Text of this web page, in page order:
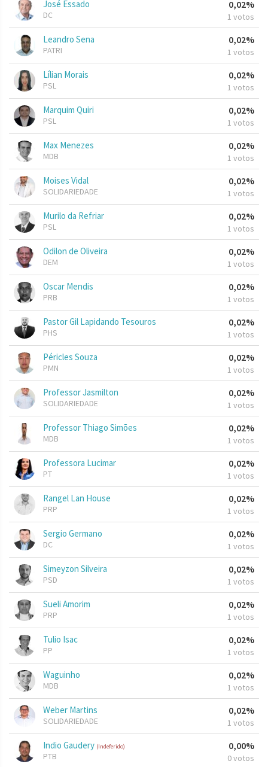
José Essado
DC
0,02%
1 votos
Leandro Sena
PATRI
0,02%
1 votos
Lílian Morais
PSL
0,02%
1 votos
Marquim Quiri
PSL
0,02%
1 votos
Max Menezes
MDB
0,02%
1 votos
Moises Vidal
SOLIDARIEDADE
0,02%
1 votos
Murilo da Refriar
PSL
0,02%
1 votos
Odilon de Oliveira
DEM
0,02%
1 votos
Oscar Mendis
PRB
0,02%
1 votos
Pastor Gil Lapidando Tesouros
PHS
0,02%
1 votos
Péricles Souza
PMN
0,02%
1 votos
Professor Jasmilton
SOLIDARIEDADE
0,02%
1 votos
Professor Thiago Simões
MDB
0,02%
1 votos
Professora Lucimar
PT
0,02%
1 votos
Rangel Lan House
PRP
0,02%
1 votos
Sergio Germano
DC
0,02%
1 votos
Simeyzon Silveira
PSD
0,02%
1 votos
Sueli Amorim
PRP
0,02%
1 votos
Tulio Isac
PP
0,02%
1 votos
Waguinho
MDB
0,02%
1 votos
Weber Martins
SOLIDARIEDADE
0,02%
1 votos
Indio Gaudery (Indeferido)
PTB
0,00%
0 votos